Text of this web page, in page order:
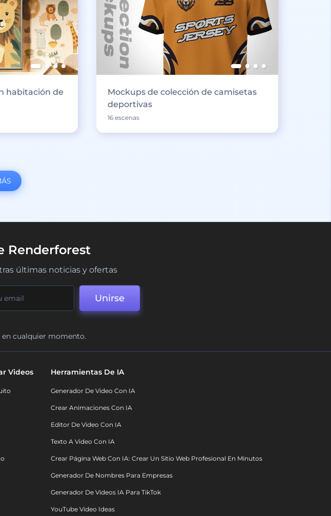
habitación de
Mockups de colección de camisetas
deportivas
16 escenas
Renderforest
últimas noticias y ofertas
Unirse
en cualquier momento.
Videos Herramientas De IA
Generador De Video Con IA
Crear Animaciones Con IA
Editor De Video Con IA
Texto A Video Con IA
Crear Página Web Con IA: Crear Un Sitio Web Profesional En Minutos
Generador De Nombres Para Empresas
Generador De Videos IA Para TikTok
YouTube Video Ideas